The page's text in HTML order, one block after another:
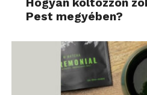
Pest megyében?